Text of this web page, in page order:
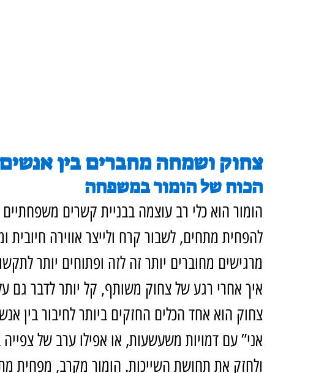
צחוק ושמחה מחברים בין אנשים
הכוח של הומור במשפחה
הומור הוא כלי רב עוצמה בבניית קשרים
להפחית מתחים, לשבור קרח ולייצר אווירה חיובית
מרגישים מחוברים יותר זה לזה ופתוחים יותר
איך אחרי רגע של צחוק משותף, קל יותר לדבר גם
צחוק הוא אחד הכלים החזקים ביותר לחיבור בין
אני” עם דמויות משעשעות, או אפילו ערב של
ולחזק את תחושת השייכות. הומור מקרב, מפחית